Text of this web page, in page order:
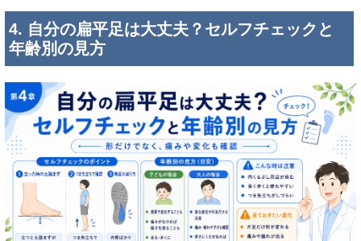
4. 自分の扁平足は大丈夫？セルフチェックと
年齢別の見方